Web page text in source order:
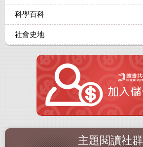
科學百科
社會史地
主題閱讀社群